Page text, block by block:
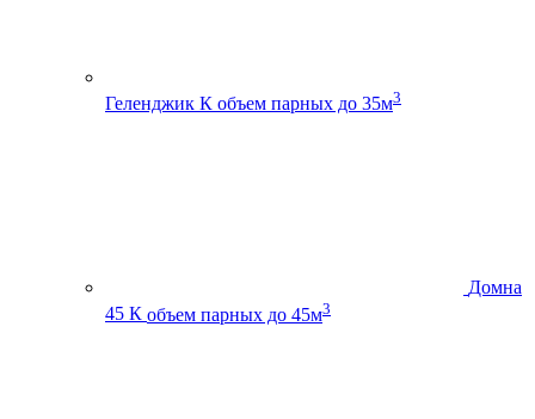
Геленджик К объем парных до 35м3
Домна
45 К объем парных до 45м3